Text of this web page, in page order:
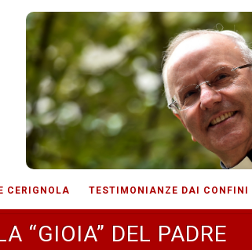
CERIGNOLA TESTIMONIANZE DAI CONFINI
“GIOIA” DEL PADRE